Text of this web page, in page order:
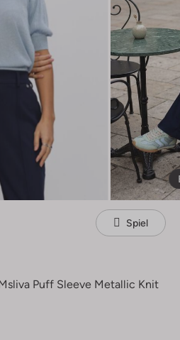
Spiel
Puff Sleeve Metallic Knit